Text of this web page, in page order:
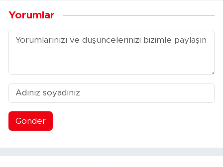
Yorumlar
Gönder